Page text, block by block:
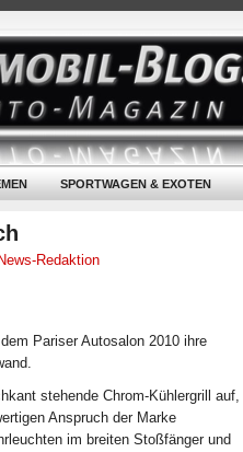
SPORTWAGEN & EXOTEN
Redaktion
Pariser Autosalon 2010 ihre
stehende Chrom-Kühlergrill auf,
Anspruch der Marke
im breiten Stoßfänger und